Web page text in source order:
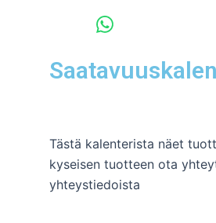
Tästä kalenterista näet
kyseisen tuotteen ota
yhteystiedoista